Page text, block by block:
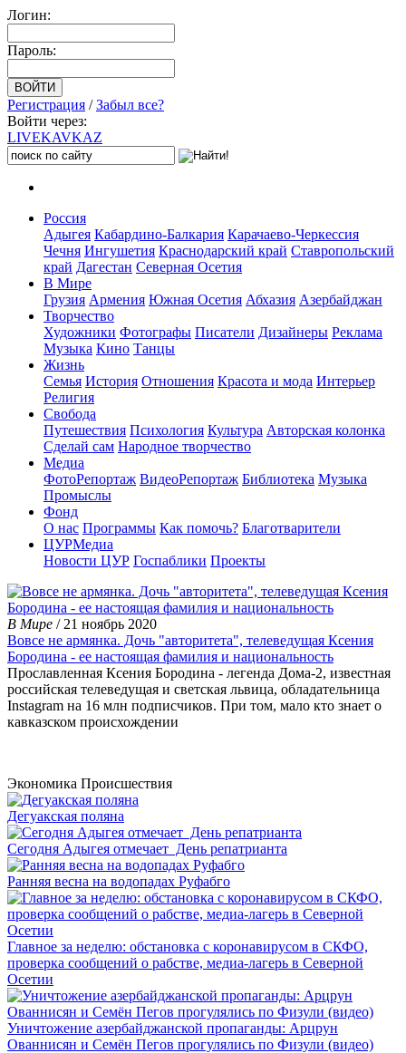
Логин:
Пароль:
Регистрация /Забыл все?
Войти через:
LIVEKAVKAZ
Россия
Адыгея Кабардино-Балкария Карачаево-Черкессия
Чечня Ингушетия Краснодарский край Ставропольский
край Дагестан Северная Осетия
В Мире
Грузия Армения Южная Осетия Абхазия Азербайджан
Творчество
Художники Фотографы Писатели Дизайнеры Реклама
Музыка Кино Танцы
Жизнь
Семья История Отношения Красота и мода Интерьер
Религия
Свобода
Путешествия Психология Культура Авторская колонка
Сделай сам Народное творчество
Медиа
ФотоРепортаж ВидеоРепортаж Библиотека Музыка
Промыслы
Фонд
О нас Программы Как помочь? Благотварители
ЦУРМедиа
Новости ЦУР Госпаблики Проекты
В Мире / 21 ноябрь 2020
Вовсе не армянка. Дочь "авторитета", телеведущая Ксения
Бородина - ее настоящая фамилия и национальность
Прославленная Ксения Бородина - легенда Дома-2, известная
российская телеведущая и светская львица, обладательница
Instagram на 16 млн подписчиков. При том, мало кто знает о
кавказском происхождении
Экономика Происшествия
Дегуакская поляна
Сегодня Адыгея отмечает День репатрианта
Ранняя весна на водопадах Руфабго
Главное за неделю: обстановка с коронавирусом в СКФО,
проверка сообщений о рабстве, медиа-лагерь в Северной
Осетии
Уничтожение азербайджанской пропаганды: Арцрун
Ованнисян и Семён Пегов прогулялись по Физули (видео)